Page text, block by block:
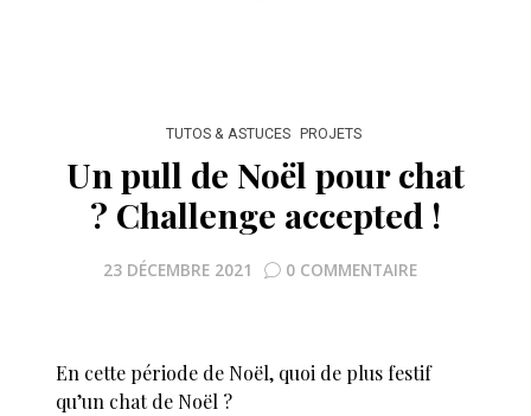
TUTOS & ASTUCES PROJETS
Un pull de Noël pour chat
? Challenge accepted !
23 DÉCEMBRE 2021 0 COMMENTAIRE
En cette période de Noël, quoi de plus festif
qu’un chat de Noël ?